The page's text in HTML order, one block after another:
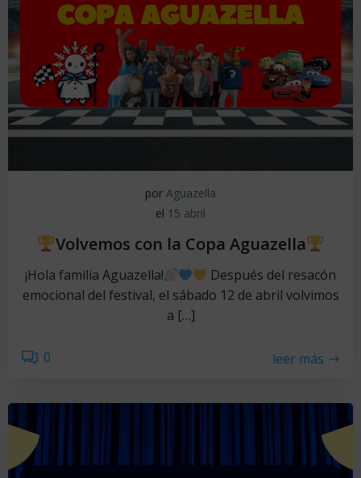
por Aguazella
el 15 abril
Volvemos con la Copa Aguazella
¡Hola familia Aguazella!
Después del resacón
emocional del festival, el sábado 12 de abril volvimos
a […]
0 leer más